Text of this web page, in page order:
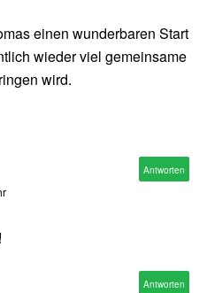
einen wunderbaren Start
wieder viel gemeinsame
wird.
Antworten
Antworten